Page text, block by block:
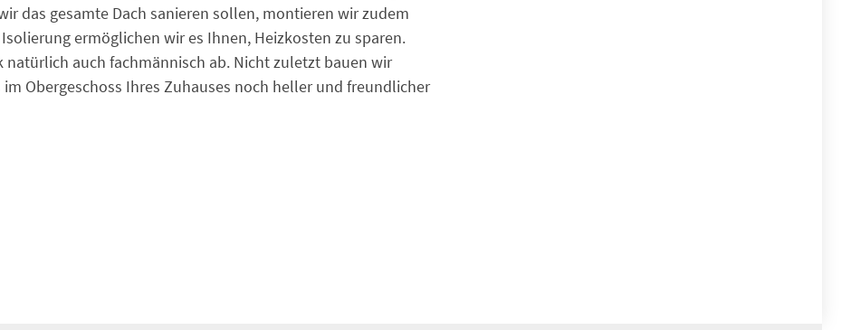
das gesamte Dach sanieren sollen, montieren wir zudem
ermöglichen wir es Ihnen, Heizkosten zu sparen.
auch fachmännisch ab. Nicht zuletzt bauen wir
Obergeschoss Ihres Zuhauses noch heller und freundlicher